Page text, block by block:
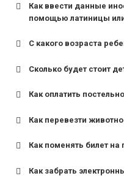
Как ввести данные
помощью латиницы
С какого возраста
для поездов
для пригородных
Сколько будет стоит
Как оплатить
Как перевезти
Как поменять билет на
Как забрать